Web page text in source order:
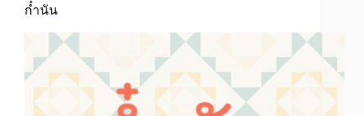
ก๋ำนัน